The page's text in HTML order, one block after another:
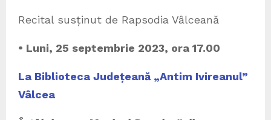
Recital susținut de Rapsodia Vâlceană
• Luni, 25 septembrie 2023, ora 17.00
La Biblioteca Județeană „Antim Ivireanul”
Vâlcea